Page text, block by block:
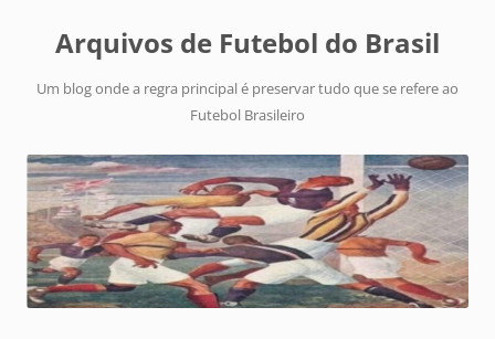
Arquivos de Futebol do Brasil
Um blog onde a regra principal é preservar tudo que se refere ao
Futebol Brasileiro